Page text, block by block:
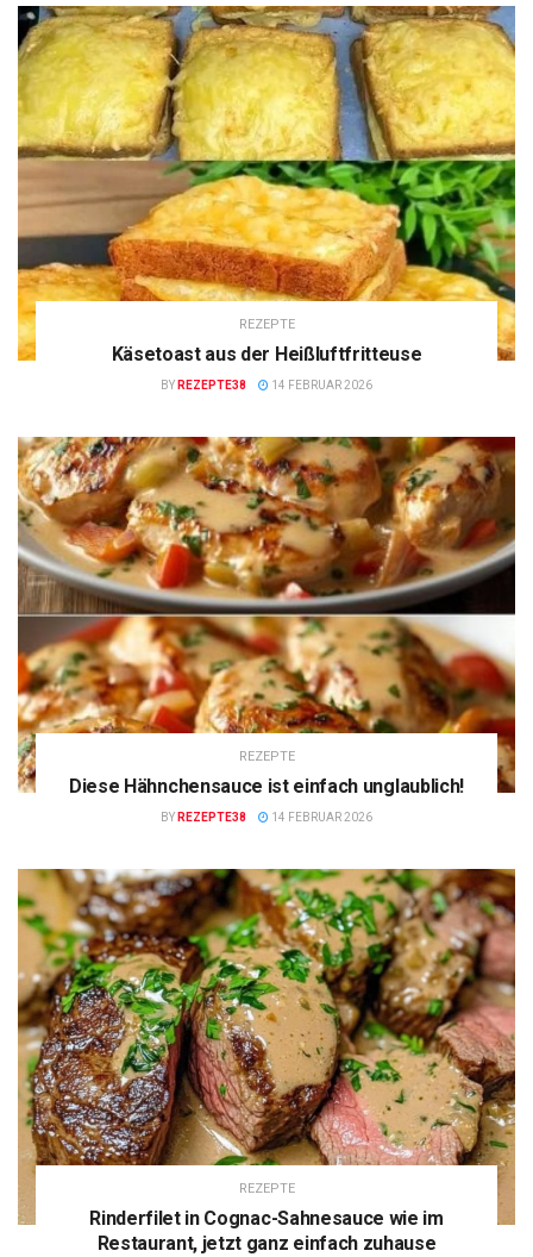
REZEPTE
Käsetoast aus der Heißluftfritteuse
BY REZEPTE38 14 FEBRUAR 2026
REZEPTE
Diese Hähnchensauce ist einfach unglaublich!
BY REZEPTE38 14 FEBRUAR 2026
REZEPTE
Rinderfilet in Cognac-Sahnesauce wie im
Restaurant, jetzt ganz einfach zuhause